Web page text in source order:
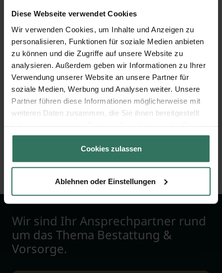
Diese Webseite verwendet Cookies
Wir verwenden Cookies, um Inhalte und Anzeigen zu
personalisieren, Funktionen für soziale Medien anbieten
zu können und die Zugriffe auf unsere Website zu
analysieren. Außerdem geben wir Informationen zu Ihrer
Verwendung unserer Website an unsere Partner für
soziale Medien, Werbung und Analysen weiter. Unsere
Partner führen diese Informationen möglicherweise mit
weiteren Daten zusammen, die Sie ihnen bereitgestellt
gesammelt haben.
Cookies zulassen
Ablehnen oder Einstellungen
Günnigfelder Str. 88
45886 Gelsenkirchen
Westfriedhof Heßler
45883 Gelsenkirchen
Wir sind Ihr Ansprechpartner rund
um das Thema Bestattung &
Vorsorge.